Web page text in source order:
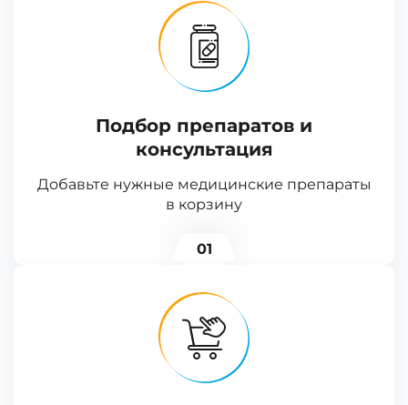
Подбор препаратов и
консультация
Добавьте нужные медицинские препараты
в корзину
01